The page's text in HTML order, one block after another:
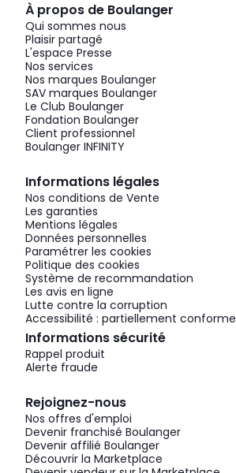
À propos de Boulanger
Qui sommes nous
Plaisir partagé
L'espace Presse
Nos services
Nos marques Boulanger
SAV marques Boulanger
Le Club Boulanger
Fondation Boulanger
Client professionnel
Boulanger INFINITY
Informations légales
Nos conditions de Vente
Les garanties
Mentions légales
Données personnelles
Paramétrer les cookies
Politique des cookies
Système de recommandation
Les avis en ligne
Lutte contre la corruption
Accessibilité : partiellement conforme
Informations sécurité
Rappel produit
Alerte fraude
Rejoignez-nous
Nos offres d'emploi
Devenir franchisé Boulanger
Devenir affilié Boulanger
Découvrir la Marketplace